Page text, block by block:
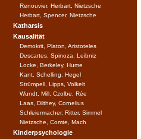
Renouvier, Herbart, Nietzsche
Herbart, Spencer, Nietzsche
Katharsis
Kausalität
Demokrit, Platon, Aristoteles
Descartes, Spinoza, Leibniz
Locke, Berkeley, Hume
Kant, Schelling, Hegel
Strümpell, Lipps, Volkelt
Wundt, Mill, Czolbe, Rée
Laas, Dilthey, Cornelius
Schleiermacher, Ritter, Simmel
Nietzsche, Comte, Mach
Kinderpsychologie